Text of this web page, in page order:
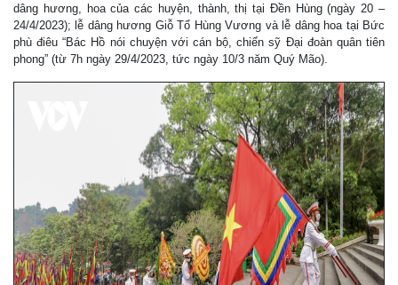
dâng hương, hoa của các huyện, thành, thị tại Đền Hùng (ngày 20 –
24/4/2023); lễ dâng hương Giỗ Tổ Hùng Vương và lễ dâng hoa tại Bức
phù điêu “Bác Hồ nói chuyện với cán bộ, chiến sỹ Đại đoàn quân tiên
phong” (từ 7h ngày 29/4/2023, tức ngày 10/3 năm Quý Mão).